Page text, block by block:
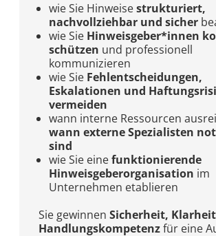
wie Sie Hinweisestrukturiert,
nachvollziehbar und sicher
wie Sie Hinweisgeber*innen
schützen und professionell
kommunizieren
wie Sie Fehlentscheidungen,
Eskalationen und
vermeiden
wann interne Ressourcen
wann externe Spezialisten
sind
wie Sie einefunktionierende
Hinweisgeberorganisation im
Unternehmen etablieren
Sie gewinnenSicherheit,
Handlungskompetenzfür eine